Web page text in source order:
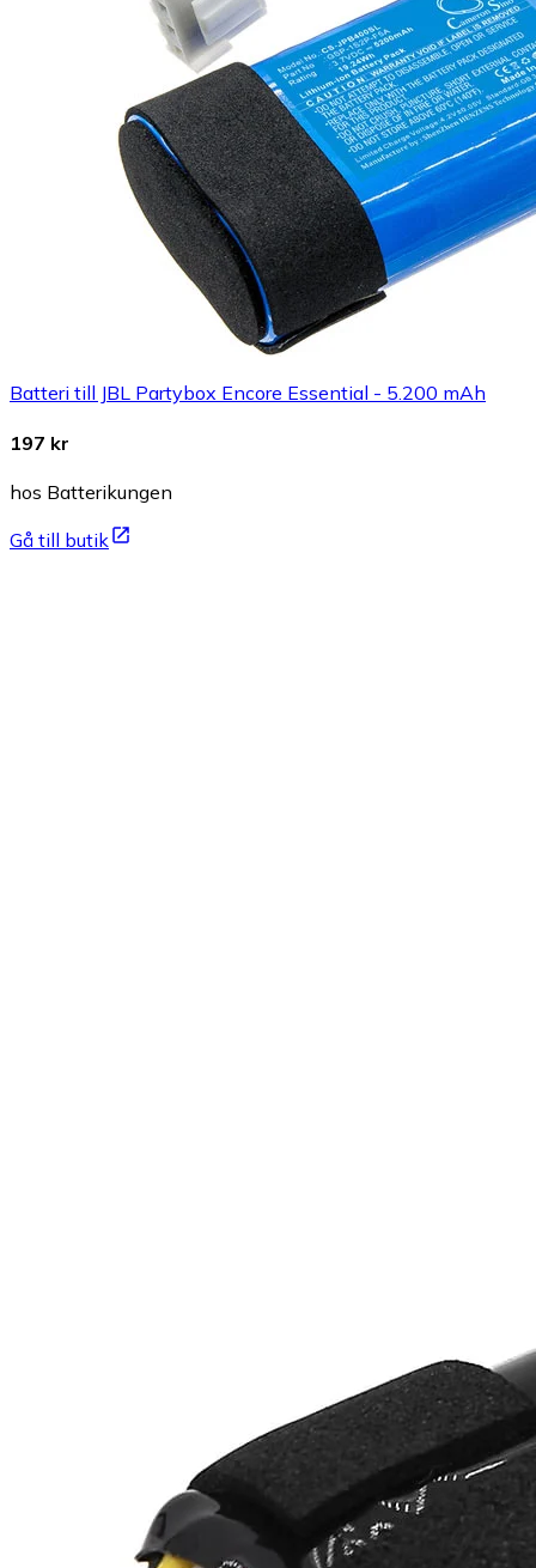
Batteri till JBL Partybox Encore Essential - 5.200 mAh
197 kr
hos Batterikungen
Gå till butik